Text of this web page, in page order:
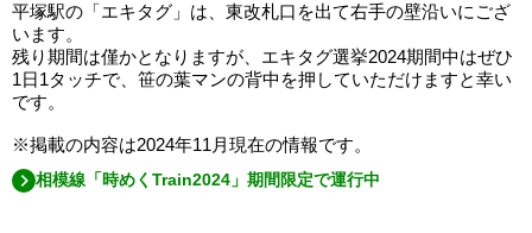
平塚駅の「エキタグ」は、東改札口を出て右手の壁沿いにござ
います。
残り期間は僅かとなりますが、エキタグ選挙2024期間中はぜひ
1日1タッチで、笹の葉マンの背中を押していただけますと幸い
です。
※掲載の内容は2024年11月現在の情報です。
相模線「時めくTrain2024」期間限定で運行中